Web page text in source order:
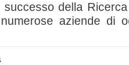
successo della
aziende di